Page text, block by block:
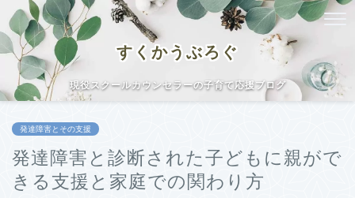
すくかうぶろぐ
現役スクールカウンセラーの子育て応援ブログ
発達障害とその支援
発達障害と診断された子どもに親がで
きる支援と家庭での関わり方